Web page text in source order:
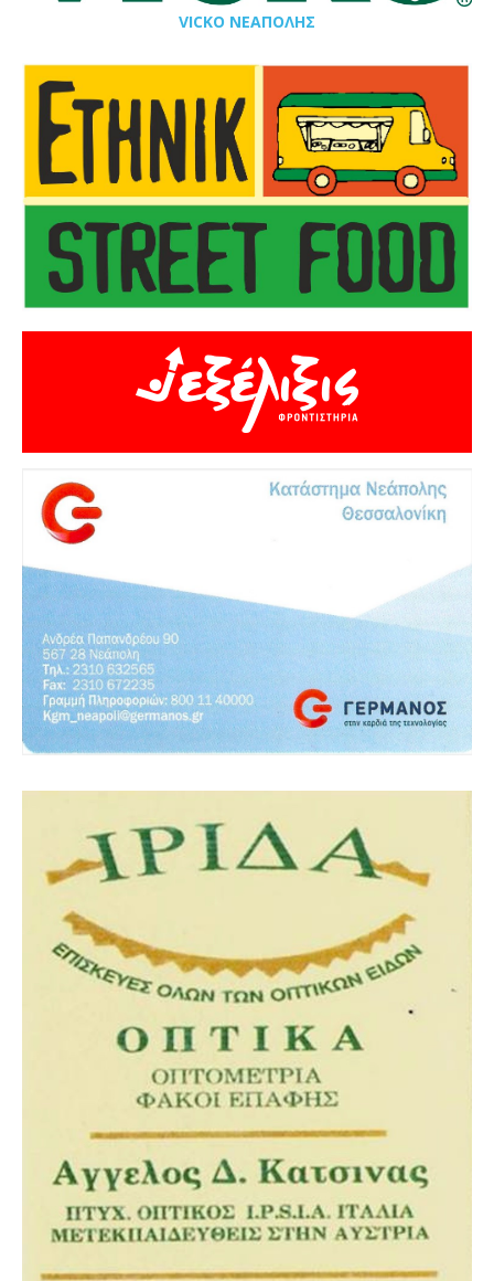
VICKO ΝΕΑΠΟΛΗΣ